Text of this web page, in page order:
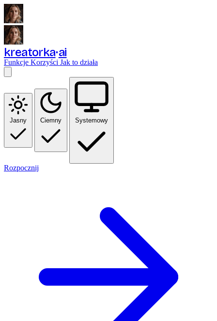
kreatorka ai
Funkcje Korzyści Jak to działa
Jasny Ciemny Systemowy
Rozpocznij